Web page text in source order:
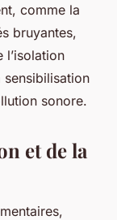
comme la
bruyantes,
l’isolation
sonore.
et de la